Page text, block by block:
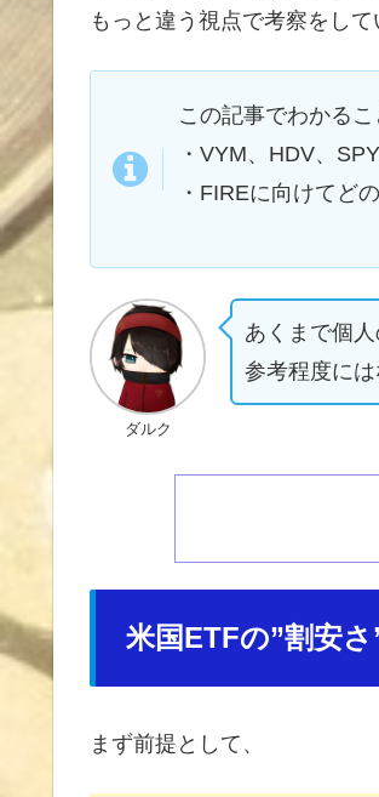
もっと違う視点で考察をして
この記事でわかるこ
・VYM、HDV、
・FIREに向けてど
ダルク
あくまで個人
参考程度には
米国ETFの”割安
まず前提として、